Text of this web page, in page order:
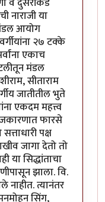
नाराजी या
मंडल आयोग
२७ टक्के
एकाच
मंडल
सीताराम
जातीतील भुते
एकदम महत्त्व
फारसे
पक्ष
जागा देतो तो
या सिद्धांताचा
झाला. वि.
नाहीत. त्यानंतर
सिंग,